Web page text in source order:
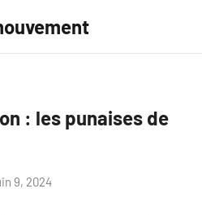
: les punaises de
9, 2024